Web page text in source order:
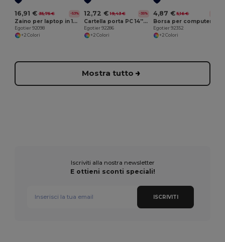
16,91 € 35,75 € -53%
Zaino per laptop in 100% rPET 300D
Egotier 92098
+2 Colori
12,72 € 19,43 € -35%
Cartella porta PC 14'' in 600D
Egotier 92286
+2 Colori
4,87 € 5,16 €
Egotier 92352
+2 Colori
Mostra tutto
Iscriviti alla nostra newsletter
E ottieni sconti speciali!
ISCRIVITI